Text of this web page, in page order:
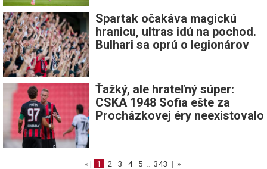
Spartak očakáva magickú
hranicu, ultras idú na pochod.
Bulhari sa oprú o legionárov
Ťažký, ale hrateľný súper:
CSKA 1948 Sofia ešte za
Procházkovej éry neexistovalo
« | 1 2 3 4 5 343 | »